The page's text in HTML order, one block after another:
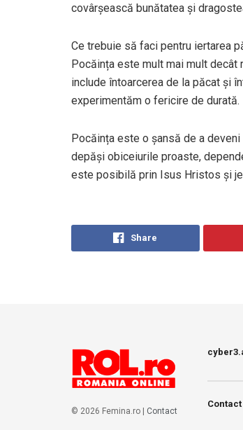
covârșească bunătatea și
Ce trebuie să faci pentru iertarea
Pocăința este mult mai mult decât
include întoarcerea de la păcat și
experimentăm o fericire de durată.
Pocăința este o șansă de a
depăși obiceiurile proaste,
este posibilă prin Isus Hristos și
Share
© 2026 Femina.ro | Contact
Contact